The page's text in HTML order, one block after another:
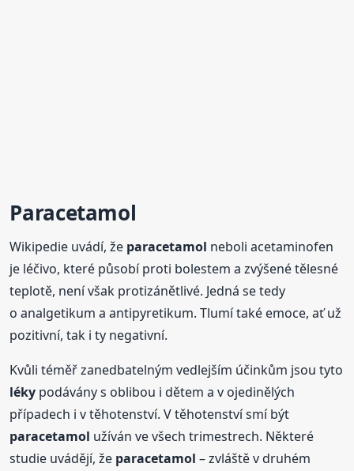
Paracetamol
Wikipedie uvádí, že paracetamol neboli acetaminofen
je léčivo, které působí proti bolestem a zvýšené tělesné
teplotě, není však protizánětlivé. Jedná se tedy
o analgetikum a antipyretikum. Tlumí také emoce, ať už
pozitivní, tak i ty negativní.
Kvůli téměř zanedbatelným vedlejším účinkům jsou tyto
léky podávány s oblibou i dětem a v ojedinělých
případech i v těhotenství. V těhotenství smí být
paracetamol užíván ve všech trimestrech. Některé
studie uvádějí, že paracetamol – zvláště v druhém